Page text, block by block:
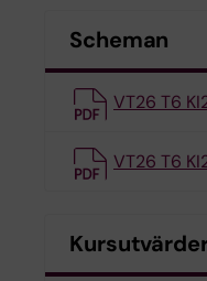
Scheman
VT26 T6
VT26 T6